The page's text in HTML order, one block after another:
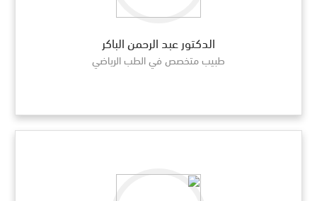
الدكتور عبد الرحمن الباكر
طبيب متخصص في الطب الرياضي